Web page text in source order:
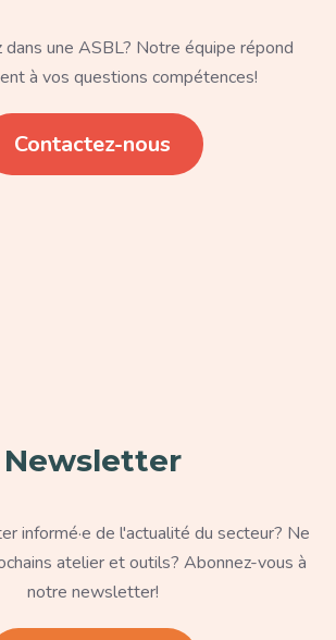
dans une ASBL? Notre équipe répond
à vos questions compétences!
Contactez-nous
Newsletter
informé·e de l'actualité du secteur? Ne
atelier et outils? Abonnez-vous à
notre newsletter!